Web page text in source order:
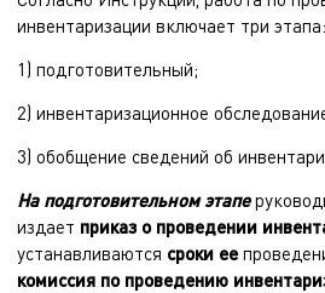
инвентаризации включает три этапа:
1) подготовительный;
2) инвентаризационное
3) обобщение сведений об
На подготовительном этапе
издает приказ о проведении
устанавливаются сроки ее
комиссия по проведению